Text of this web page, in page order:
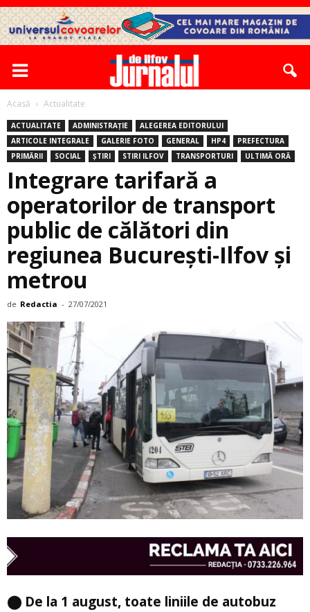
Acasă Actualitate
ACTUALITATE ADMINISTRAȚIE
ALEGEREA EDITORULUI
ARTICOLE INTEGRALE
GALERIE FOTO GENERAL HP4
PREFECTURA
PRIMĂRII
SOCIAL ȘTIRI STIRI ILFOV TRANSPORTURI ULTIMĂ ORĂ
Integrare tarifară a
operatorilor de transport
public de călători din
regiunea Bucureşti-Ilfov şi
metrou
de Redactia - 27/07/2021
⬤ De la 1 august, toate liniile de autobuz